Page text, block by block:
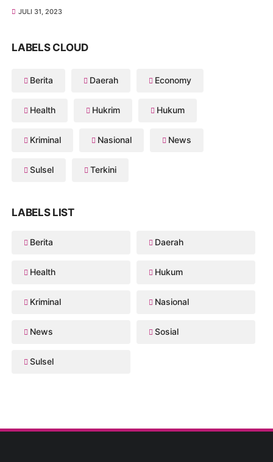
JULI 31, 2023
LABELS CLOUD
Berita Daerah Economy
Health Hukrim Hukum
Kriminal Nasional News
Sulsel Terkini
LABELS LIST
Berita Daerah
Health Hukum
Kriminal Nasional
News Sosial
Sulsel